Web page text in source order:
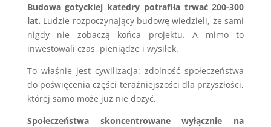
Budowa gotyckiej katedry potrafiła trwać 200-300
lat. Ludzie rozpoczynający budowę wiedzieli, że sami
nigdy nie zobaczą końca projektu. A mimo to
inwestowali czas, pieniądze i wysiłek.
To właśnie jest cywilizacja: zdolność społeczeństwa
do poświęcenia części teraźniejszości dla przyszłości,
której samo może już nie dożyć.
Społeczeństwa skoncentrowane wyłącznie na